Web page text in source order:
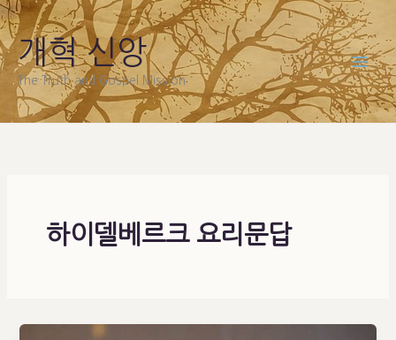
Skip
to
content
개혁 신앙
The Truth and Gospel Mission
하이델베르크 요리문답